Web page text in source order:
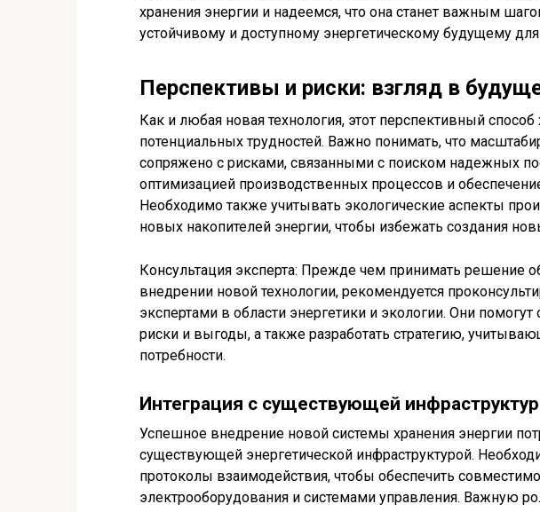
хранения энергии и надеемся, что она станет важным
устойчивому и доступному энергетическому будущему для
Перспективы и риски: взгляд в
Как и любая новая технология, этот перспективный
потенциальных трудностей. Важно понимать, что
сопряжено с рисками, связанными с поиском надежных
оптимизацией производственных процессов и
Необходимо также учитывать экологические аспекты
новых накопителей энергии, чтобы избежать создания
Консультация эксперта: Прежде чем принимать решение
внедрении новой технологии, рекомендуется
экспертами в области энергетики и экологии. Они
риски и выгоды, а также разработать стратегию,
потребности.
Интеграция с существующей
Успешное внедрение новой системы хранения энергии
существующей энергетической инфраструктурой.
протоколы взаимодействия, чтобы обеспечить
электрооборудования и системами управления. Важную